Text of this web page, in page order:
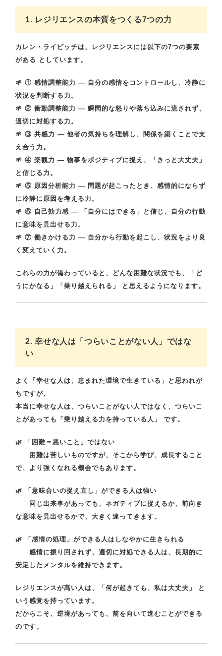
1. レジリエンスの本質をつくる7つの力
カレン・ライビッチは、
レジリエンスには以下の7つの要素
がある としています。
🌱① 感情調整能力 — 自分の感情をコントロールし、冷静に
状況を判断する力。
🌱② 衝動調整能力 — 瞬間的な怒りや落ち込みに流されず、
適切に対処する力。
🌱③ 共感力 — 他者の気持ちを理解し、関係を築くことで支
え合う力。
🌱④ 楽観力 — 物事をポジティブに捉え、「きっと大丈夫」
と信じる力。
🌱⑤ 原因分析能力 — 問題が起こったとき、感情的にならず
に冷静に原因を考える力。
🌱⑥ 自己効力感 — 「自分にはできる」と信じ、自分の行動
に意味を見出せる力。
🌱⑦ 働きかける力 — 自分から行動を起こし、状況をより良
く変えていく力。
これらの力が備わっていると、どんな困難な状況でも、
「ど
うにかなる」「乗り越えられる」
と思えるようになります。
2. 幸せな人は「つらいことがない人」ではな
い
よく「幸せな人は、恵まれた環境で生きている」と思われが
ちですが、
本当に幸せな人は、つらいことがない人ではなく、つらいこ
とがあっても「乗り越える力を持っている人」
です。
🌿
「困難＝悪いこと」ではない
困難は苦しいものですが、そこから学び、成長すること
で、より強くなれる機会でもあります。
🌿
「意味合いの捉え直し」ができる人は強い
同じ出来事があっても、ネガティブに捉えるか、前向き
な意味を見出せるかで、大きく違ってきます。
🌿
「感情の処理」ができる人はしなやかに生きられる
感情に振り回されず、適切に対処できる人は、長期的に
安定したメンタルを維持できます。
レジリエンスが高い人は、 「何が起きても、私は大丈夫」
と
いう感覚を持っています。
だからこそ、逆境があっても、前を向いて進むことができる
のです。